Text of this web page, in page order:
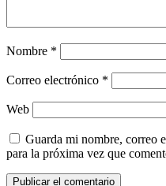
Nombre *
Correo electrónico *
Web
Guarda mi nombre, correo
para la próxima vez que